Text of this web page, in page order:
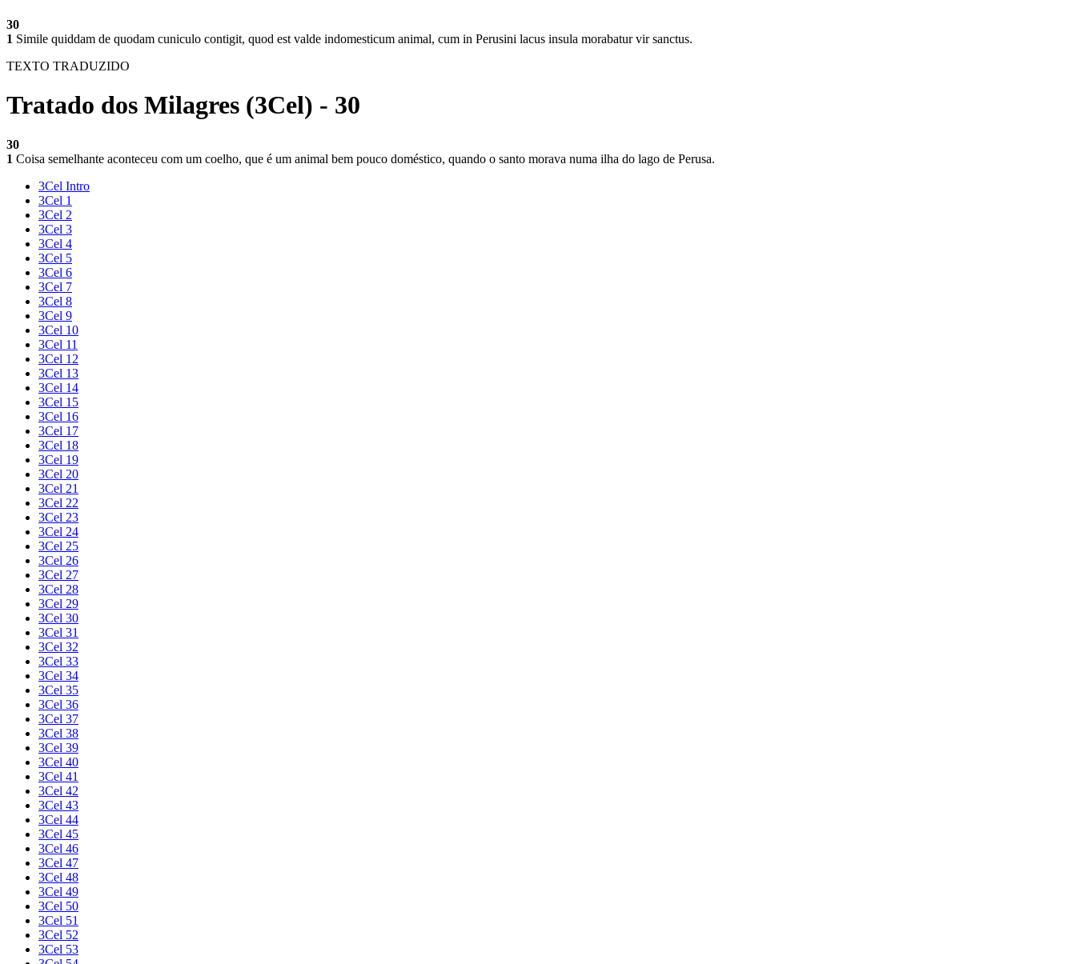
30
1 Simile quiddam de quodam cuniculo contigit, quod est valde indomesticum animal, cum in Perusini lacus insula morabatur vir sanctus.
TEXTO TRADUZIDO
Tratado dos Milagres (3Cel) - 30
30
1 Coisa semelhante aconteceu com um coelho, que é um animal bem pouco doméstico, quando o santo morava numa ilha do lago de Perusa.
3Cel Intro
3Cel 1
3Cel 2
3Cel 3
3Cel 4
3Cel 5
3Cel 6
3Cel 7
3Cel 8
3Cel 9
3Cel 10
3Cel 11
3Cel 12
3Cel 13
3Cel 14
3Cel 15
3Cel 16
3Cel 17
3Cel 18
3Cel 19
3Cel 20
3Cel 21
3Cel 22
3Cel 23
3Cel 24
3Cel 25
3Cel 26
3Cel 27
3Cel 28
3Cel 29
3Cel 30
3Cel 31
3Cel 32
3Cel 33
3Cel 34
3Cel 35
3Cel 36
3Cel 37
3Cel 38
3Cel 39
3Cel 40
3Cel 41
3Cel 42
3Cel 43
3Cel 44
3Cel 45
3Cel 46
3Cel 47
3Cel 48
3Cel 49
3Cel 50
3Cel 51
3Cel 52
3Cel 53